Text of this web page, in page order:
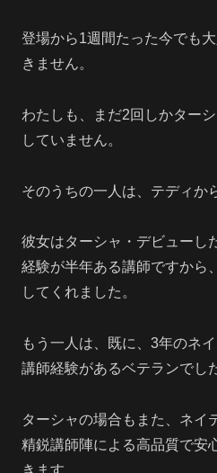
登場から1週間たった今でも
きません。
わたしも、まだ2回しかター
していません。
そのうちの一人は、テディか
彼女はターシャ・デビューし
経験が半年ある講師ですから
してくれました。
もう一人は、既に、3年のネ
講師経験があるベテランでし
ターシャの場合もまた、ネイ
精鋭講師陣による高品質で安
きます。